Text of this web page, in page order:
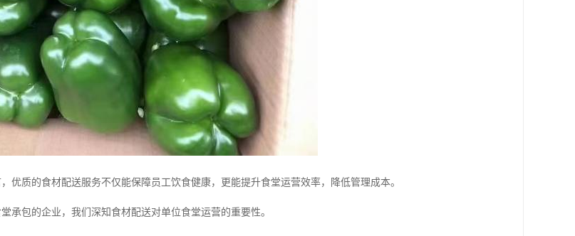
优质的食材配送服务不仅能保障员工饮食健康，更能提升食堂运营效率，降低管理成本。
承包的企业，我们深知食材配送对单位食堂运营的重要性。